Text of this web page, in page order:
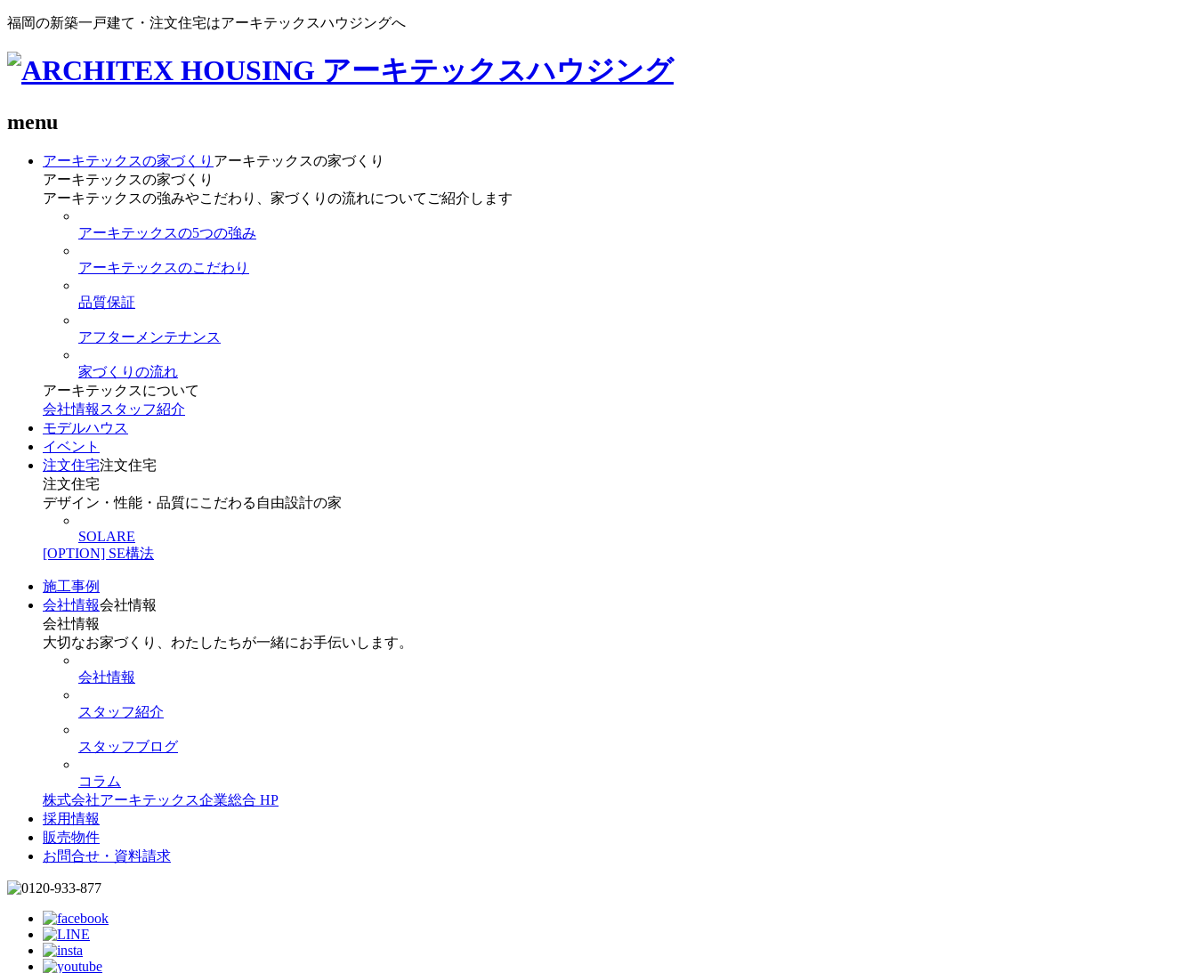
福岡の新築一戸建て・注文住宅はアーキテックスハウジングへ
menu
アーキテックスの家づくり アーキテックスの家づくり
アーキテックスの家づくり
アーキテックスの強みやこだわり、家づくりの流れについてご紹介します
アーキテックスの5つの強み
アーキテックスのこだわり
品質保証
アフターメンテナンス
家づくりの流れ
アーキテックスについて
会社情報 スタッフ紹介
モデルハウス
イベント
注文住宅注文住宅
注文住宅
デザイン・性能・品質にこだわる自由設計の家
SOLARE
[OPTION] SE構法
施工事例
会社情報会社情報
会社情報
大切なお家づくり、わたしたちが一緒にお手伝いします。
会社情報
スタッフ紹介
スタッフブログ
コラム
株式会社アーキテックス企業総合 HP
採用情報
販売物件
お問合せ・資料請求